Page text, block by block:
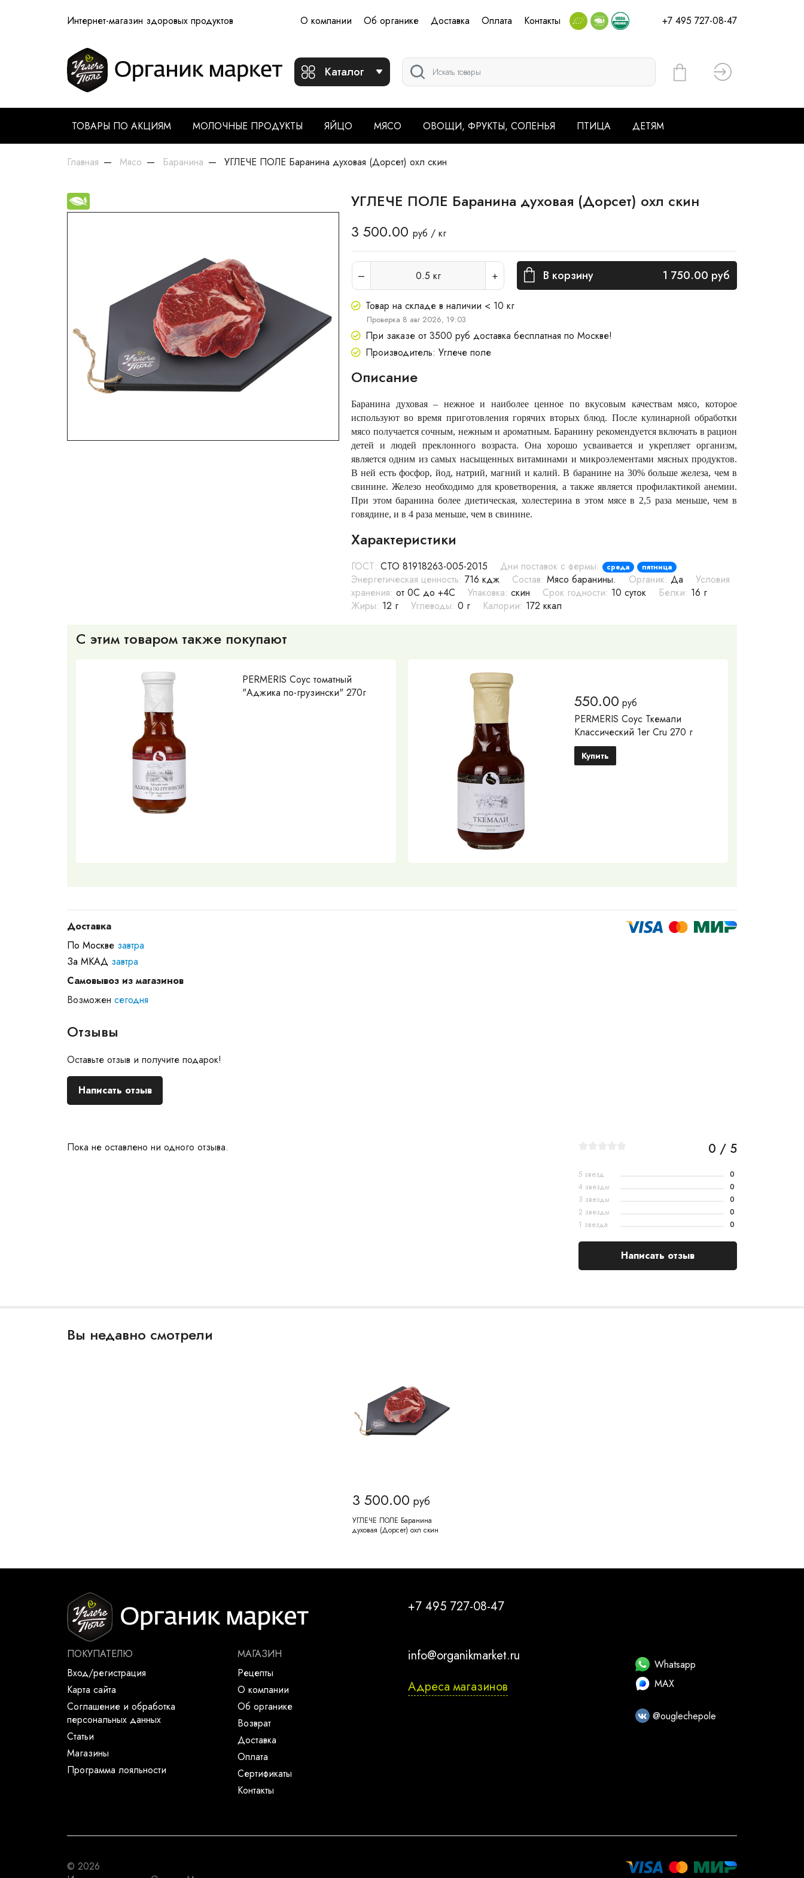
Интернет-магазин здоровых продуктов О компании Об органике Доставка Оплата Контакты +7 495 727-08-47
Каталог Вход
ТОВАРЫ ПО АКЦИЯМ МОЛОЧНЫЕ ПРОДУКТЫ ЯЙЦО МЯСО ОВОЩИ, ФРУКТЫ, СОЛЕНЬЯ ПТИЦА ДЕТЯМ
Главная Мясо Баранина УГЛЕЧЕ ПОЛЕ Баранина духовая (Дорсет) охл скин
УГЛЕЧЕ ПОЛЕ Баранина духовая (Дорсет) охл скин
3 500.00 руб / кг
0.5 кг В корзину 1 750.00 руб
Товар на складе в наличии < 10 кг
Проверка 8 авг 2026, 19:03
При заказе от 3500 руб доставка бесплатная по Москве!
Производитель: Углече поле
Описание
Баранина духовая – нежное и наиболее ценное по вкусовым качествам мясо, которое
используют во время приготовления горячих вторых блюд. После кулинарной обработки
мясо получается сочным, нежным и ароматным. Баранину рекомендуется включать в рацион
детей и людей преклонного возраста. Она хорошо усваивается и укрепляет организм,
является одним из самых насыщенных витаминами и микроэлементами мясных продуктов.
В ней есть фосфор, йод, натрий, магний и калий. В баранине на 30% больше железа, чем в
свинине. Железо необходимо для кроветворения, а также является профилактикой анемии.
При этом баранина более диетическая, холестерина в этом мясе в 2,5 раза меньше, чем в
говядине, и в 4 раза меньше, чем в свинине.
Характеристики
ГОСТ: СТО 81918263-005-2015 Дни поставок с фермы: среда пятница
Энергетическая ценность: 716 кдж Состав: Мясо баранины. Органик: Да
Условия
хранения: от 0С до +4С Упаковка: скин Срок годности: 10 суток Белки: 16 г
Жиры: 12 г Углеводы: 0 г Калории: 172 ккал
С этим товаром также покупают
PERMERIS Соус томатный
"Аджика по-грузински" 270г
550.00 руб
PERMERIS Соус Ткемали
Классический 1er Cru 270 г
Купить
Доставка
По Москве завтра
За МКАД завтра
Самовывоз из магазинов
Возможен сегодня
Отзывы
Оставьте отзыв и получите подарок!
Написать отзыв
Пока не оставлено ни одного отзыва. 0 / 5
5 звезд
0
4 звезды
0
3 звезды
0
2 звезды
0
1 звезда
0
Написать отзыв
Вы недавно смотрели
3 500.00 руб
УГЛЕЧЕ ПОЛЕ Баранина
духовая (Дорсет) охл скин
ПОКУПАТЕЛЮ
Вход/регистрация
Карта сайта
Соглашение и обработка
персональных данных
Статьи
Магазины
Программа лояльности
МАГАЗИН
Рецепты
О компании
Об органике
Возврат
Доставка
Оплата
Сертификаты
Контакты
+7 495 727-08-47
info@organikmarket.ru
Адреса магазинов
Whatsapp
MAX
@ouglechepole
© 2026